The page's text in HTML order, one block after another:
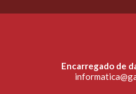
Encarregado de